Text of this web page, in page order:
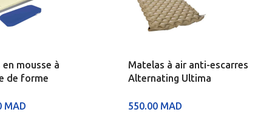
mousse à
de forme
MAD
Matelas à air anti-escarres
Alternating Ultima
550.00 MAD